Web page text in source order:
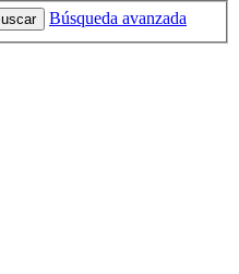
Búsqueda avanzada